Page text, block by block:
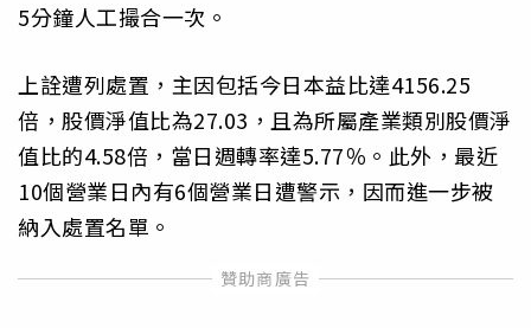
5分鐘人工撮合一次。
上詮遭列處置，主因包括今日本益比達4156.25
倍，股價淨值比為27.03，且為所屬產業類別股價淨
值比的4.58倍，當日週轉率達5.77％。此外，最近
10個營業日內有6個營業日遭警示，因而進一步被
納入處置名單。